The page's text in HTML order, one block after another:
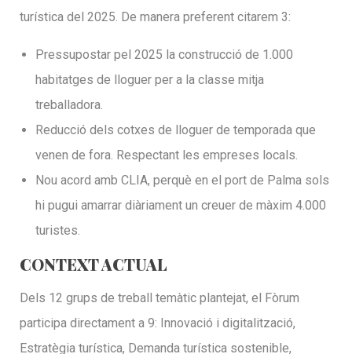
turística del 2025. De manera preferent citarem 3:
Pressupostar pel 2025 la construcció de 1.000
habitatges de lloguer per a la classe mitja
treballadora.
Reducció dels cotxes de lloguer de temporada que
venen de fora. Respectant les empreses locals.
Nou acord amb CLIA, perquè en el port de Palma sols
hi pugui amarrar diàriament un creuer de màxim 4.000
turistes.
CONTEXT ACTUAL
Dels 12 grups de treball temàtic plantejat, el Fòrum
participa directament a 9: Innovació i digitalització,
Estratègia turística, Demanda turística sostenible,